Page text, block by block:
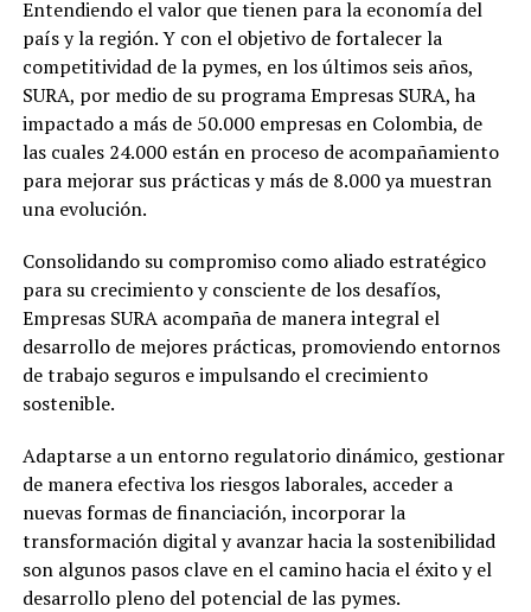
Entendiendo el valor que tienen para la economía del
país y la región. Y con el objetivo de fortalecer la
competitividad de la pymes, en los últimos seis años,
SURA, por medio de su programa Empresas SURA, ha
impactado a más de 50.000 empresas en Colombia, de
las cuales 24.000 están en proceso de acompañamiento
para mejorar sus prácticas y más de 8.000 ya muestran
una evolución.
Consolidando su compromiso como aliado estratégico
para su crecimiento y consciente de los desafíos,
Empresas SURA acompaña de manera integral el
desarrollo de mejores prácticas, promoviendo entornos
de trabajo seguros e impulsando el crecimiento
sostenible.
Adaptarse a un entorno regulatorio dinámico, gestionar
de manera efectiva los riesgos laborales, acceder a
nuevas formas de financiación, incorporar la
transformación digital y avanzar hacia la sostenibilidad
son algunos pasos clave en el camino hacia el éxito y el
desarrollo pleno del potencial de las pymes.